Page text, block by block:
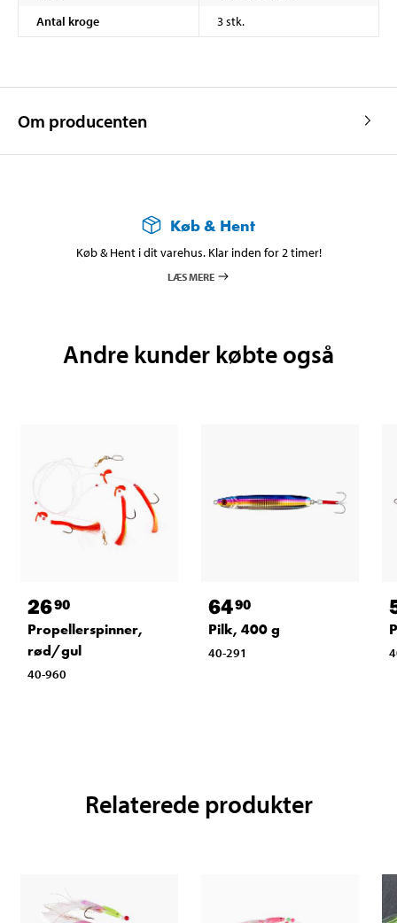
Antal kroge
3 stk.
Om producenten
Køb & Hent
Køb & Hent i dit varehus. Klar inden for 2 timer!
LÆS MERE
Andre kunder købte også
2690
Propellerspinner,
rød/gul
40-960
6490
Pilk, 400 g
40-291
Relaterede produkter